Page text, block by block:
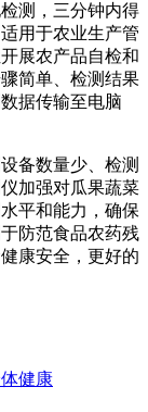
测，三分钟内得
用于农业生产管
展农产品自检和
简单、检测结果
据传输至电脑
备数量少、检测
加强对瓜果蔬菜
平和能力，确保
防范食品农药残
康安全，更好的
健康